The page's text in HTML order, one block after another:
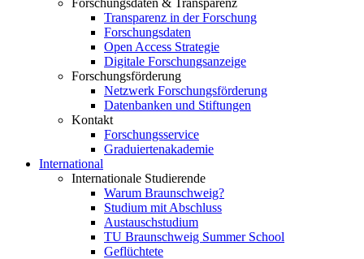
Forschungsdaten & Transparenz
Transparenz in der Forschung
Forschungsdaten
Open Access Strategie
Digitale Forschungsanzeige
Forschungsförderung
Netzwerk Forschungsförderung
Datenbanken und Stiftungen
Kontakt
Forschungsservice
Graduiertenakademie
International
Internationale Studierende
Warum Braunschweig?
Studium mit Abschluss
Austauschstudium
TU Braunschweig Summer School
Geflüchtete